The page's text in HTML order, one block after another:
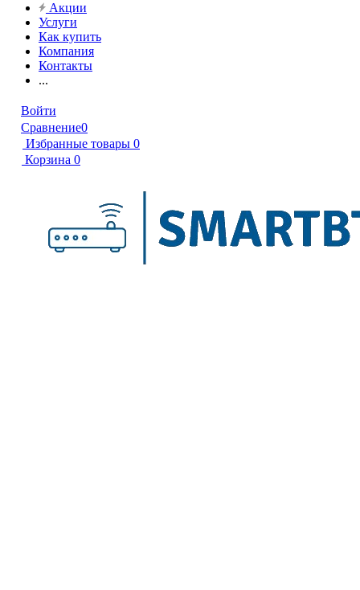
Акции
Услуги
Как купить
Компания
Контакты
...
Войти
Сравнение0
Избранные товары 0
Корзина 0